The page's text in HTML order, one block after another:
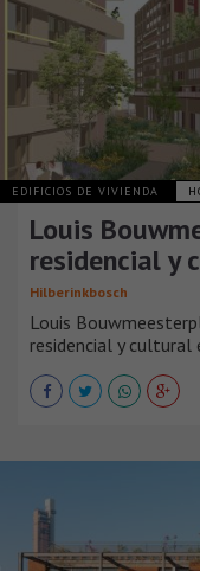
EDIFICIOS DE VIVIENDA
Louis
residencial y
Hilberinkbosch
Louis
residencial y cultural